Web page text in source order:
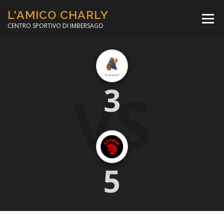
contenuto
L'AMICO CHARLY
CENTRO SPORTIVO DI IMBERSAGO
Menù
CORSO CALCIO A 5
MINIBASKET
VS
3
5